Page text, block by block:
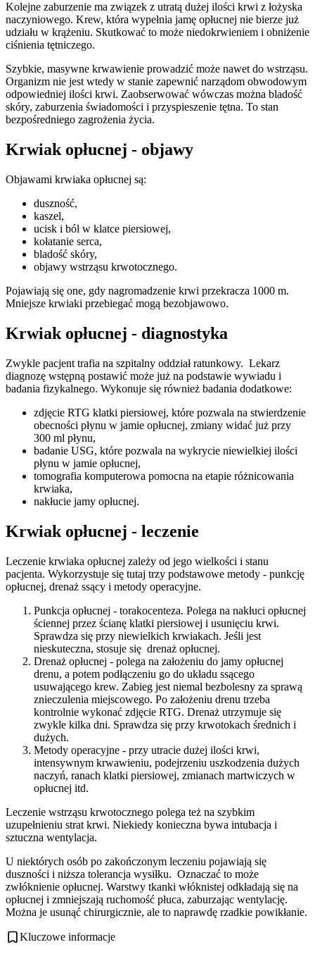
Kolejne zaburzenie ma związek z utratą dużej ilości krwi z łożyska
naczyniowego. Krew, która wypełnia jamę opłucnej nie bierze już
udziału w krążeniu. Skutkować to może niedokrwieniem i obniżenie
ciśnienia tętniczego.
Szybkie, masywne krwawienie prowadzić może nawet do wstrząsu.
Organizm nie jest wtedy w stanie zapewnić narządom obwodowym
odpowiedniej ilości krwi. Zaobserwować wówczas można bladość
skóry, zaburzenia świadomości i przyspieszenie tętna. To stan
bezpośredniego zagrożenia życia.
Krwiak opłucnej - objawy
Objawami krwiaka opłucnej są:
duszność,
kaszel,
ucisk i ból w klatce piersiowej,
kołatanie serca,
bladość skóry,
objawy wstrząsu krwotocznego.
Pojawiają się one, gdy nagromadzenie krwi przekracza 1000 m.
Mniejsze krwiaki przebiegać mogą bezobjawowo.
Krwiak opłucnej - diagnostyka
Zwykle pacjent trafia na szpitalny oddział ratunkowy. Lekarz
diagnozę wstępną postawić może już na podstawie wywiadu i
badania fizykalnego. Wykonuje się również badania dodatkowe:
zdjęcie RTG klatki piersiowej, które pozwala na stwierdzenie
obecności płynu w jamie opłucnej, zmiany widać już przy
300 ml płynu,
badanie USG, które pozwala na wykrycie niewielkiej ilości
płynu w jamie opłucnej,
tomografia komputerowa pomocna na etapie różnicowania
krwiaka,
nakłucie jamy opłucnej.
Krwiak opłucnej - leczenie
Leczenie krwiaka opłucnej zależy od jego wielkości i stanu
pacjenta. Wykorzystuje się tutaj trzy podstawowe metody - punkcję
opłucnej, drenaż ssący i metody operacyjne.
Punkcja opłucnej - torakocenteza. Polega na nakłuci opłucnej
ściennej przez ścianę klatki piersiowej i usunięciu krwi.
Sprawdza się przy niewielkich krwiakach. Jeśli jest
nieskuteczna, stosuje się drenaż opłucnej.
Drenaż opłucnej - polega na założeniu do jamy opłucnej
drenu, a potem podłączeniu go do układu ssącego
usuwającego krew. Zabieg jest niemal bezbolesny za sprawą
znieczulenia miejscowego. Po założeniu drenu trzeba
kontrolnie wykonać zdjęcie RTG. Drenaż utrzymuje się
zwykle kilka dni. Sprawdza się przy krwotokach średnich i
dużych.
Metody operacyjne - przy utracie dużej ilości krwi,
intensywnym krwawieniu, podejrzeniu uszkodzenia dużych
naczyń, ranach klatki piersiowej, zmianach martwiczych w
opłucnej itd.
Leczenie wstrząsu krwotocznego polega też na szybkim
uzupełnieniu strat krwi. Niekiedy konieczna bywa intubacja i
sztuczna wentylacja.
U niektórych osób po zakończonym leczeniu pojawiają się
duszności i niższa tolerancja wysiłku. Oznaczać to może
zwłóknienie opłucnej. Warstwy tkanki włóknistej odkładają się na
opłucnej i zmniejszają ruchomość płuca, zaburzając wentylację.
Można je usunąć chirurgicznie, ale to naprawdę rzadkie powikłanie.
Kluczowe informacje